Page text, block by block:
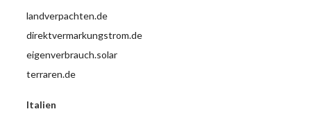
landverpachten.de
direktvermarkungstrom.de
eigenverbrauch.solar
terraren.de
Italien